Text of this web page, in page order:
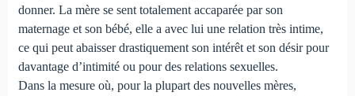
donner. La mère se sent totalement accaparée par son
maternage et son bébé, elle a avec lui une relation très intime,
ce qui peut abaisser drastiquement son intérêt et son désir pour
davantage d’intimité ou pour des relations sexuelles.
Dans la mesure où, pour la plupart des nouvelles mères,